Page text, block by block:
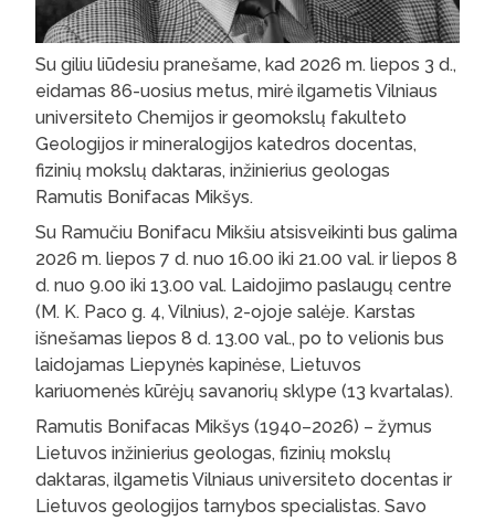
Su giliu liūdesiu pranešame, kad 2026 m. liepos 3 d.,
eidamas 86-uosius metus, mirė ilgametis Vilniaus
universiteto Chemijos ir geomokslų fakulteto
Geologijos ir mineralogijos katedros docentas,
fizinių mokslų daktaras, inžinierius geologas
Ramutis Bonifacas Mikšys.
Su Ramučiu Bonifacu Mikšiu atsisveikinti bus galima
2026 m. liepos 7 d. nuo 16.00 iki 21.00 val. ir liepos 8
d. nuo 9.00 iki 13.00 val. Laidojimo paslaugų centre
(M. K. Paco g. 4, Vilnius), 2-ojoje salėje. Karstas
išnešamas liepos 8 d. 13.00 val., po to velionis bus
laidojamas Liepynės kapinėse, Lietuvos
kariuomenės kūrėjų savanorių sklype (13 kvartalas).
Ramutis Bonifacas Mikšys (1940–2026) – žymus
Lietuvos inžinierius geologas, fizinių mokslų
daktaras, ilgametis Vilniaus universiteto docentas ir
Lietuvos geologijos tarnybos specialistas. Savo